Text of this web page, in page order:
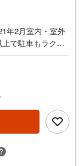
年2月室内・室外
で駐車もラクラ
を大きく2つに分
・マンション・
おります。更に
どの地域情報を
て頂けるよう、し
験豊富なスタッ
ろん、ご購入時